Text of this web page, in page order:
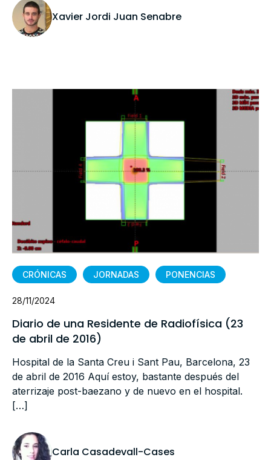
Xavier Jordi Juan Senabre
CRÓNICAS JORNADAS PONENCIAS
28/11/2024
Diario de una Residente de Radiofísica (23
de abril de 2016)
Hospital de la Santa Creu i Sant Pau, Barcelona, 23
de abril de 2016 Aquí estoy, bastante después del
aterrizaje post-baezano y de nuevo en el hospital.
[…]
Carla Casadevall-Cases